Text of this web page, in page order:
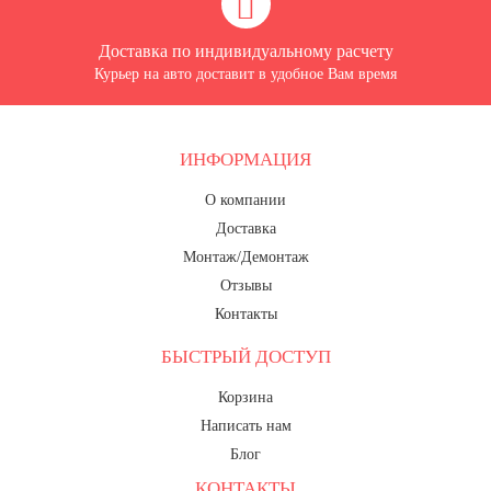
7 ноября, День Октябрьской
13 ноября, День Войск РХБЗ
19 ноября, День Ракетных Войск и
День матери (последнее воскресенье
9 декабря, День Героев Отечества
Доставка по индивидуальному расчету
Курьер на авто доставит в удобное Вам время
ИНФОРМАЦИЯ
О компании
Доставка
Монтаж/Демонтаж
Отзывы
Контакты
БЫСТРЫЙ ДОСТУП
Корзина
Написать нам
Блог